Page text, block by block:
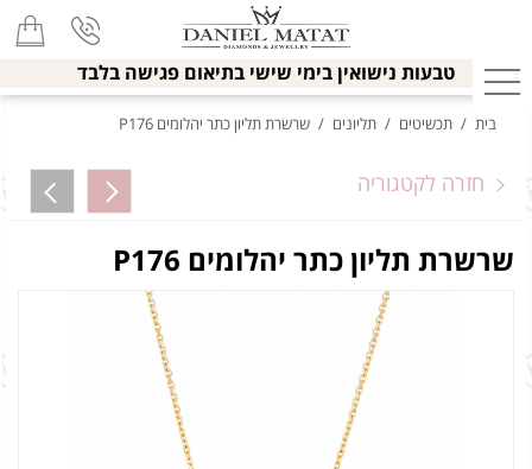
טבעות נישואין בימי שישי בתיאום פגישה בלבד
בית / תכשיטים / תליונים / שרשרת תליון כתר יהלומים P176
חזרה לקטגוריה
שרשרת תליון כתר יהלומים P176